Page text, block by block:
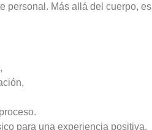
personal. Más allá del cuerpo,
para una experiencia positiva.